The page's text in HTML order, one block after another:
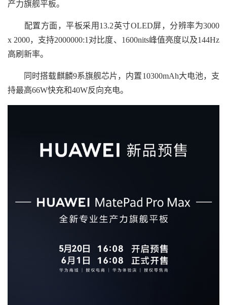
产力旗舰平板。
配置方面，平板采用13.2英寸OLED屏，分辨率为3000
x 2000，支持2000000:1对比度、1600nits峰值亮度以及144Hz
高刷新率。
同时搭载麒麟9系旗舰芯片，内置10300mAh大电池，支
持最高66W快充和40W反向充电。